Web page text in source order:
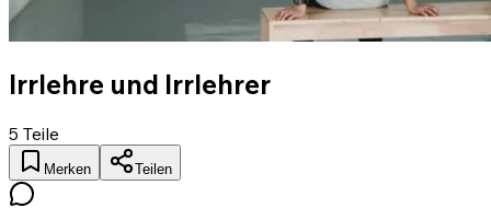
Irrlehre und Irrlehrer
5 Teile
Merken Teilen